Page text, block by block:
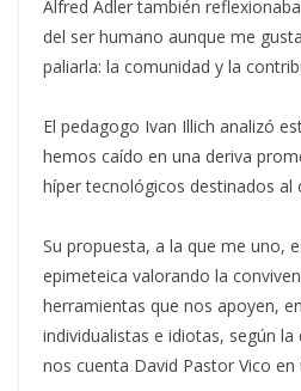
Alfred Adler también
del ser humano aunque me
paliarla: la comunidad y la
El pedagogo Ivan Illich analizó
hemos caído en una deriva
híper tecnológicos destinados al
Su propuesta, a la que me uno,
epimeteica valorando la
herramientas que nos apoyen,
individualistas e idiotas, según
nos cuenta David Pastor Vico en